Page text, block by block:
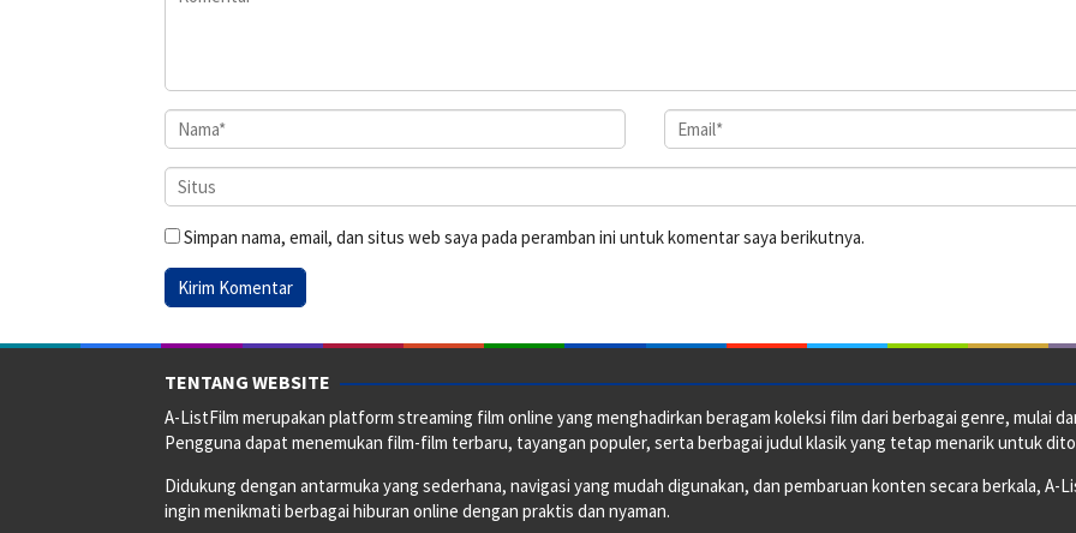
Simpan nama, email, dan situs web saya pada peramban ini untuk komentar saya berikutnya.
TENTANG WEBSITE
A-ListFilm merupakan platform streaming film online yang menghadirkan beragam koleksi film dari berbagai genre, mulai
Pengguna dapat menemukan film-film terbaru, tayangan populer, serta berbagai judul klasik yang tetap menarik untuk
Didukung dengan antarmuka yang sederhana, navigasi yang mudah digunakan, dan pembaruan konten secara berkala, A-
ingin menikmati berbagai hiburan online dengan praktis dan nyaman.